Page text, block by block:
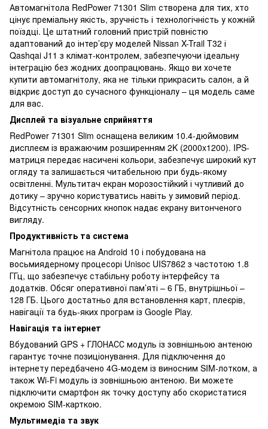
Автомагнітола RedPower 71301 Slim створена для тих, хто
цінує преміальну якість, зручність і технологічність у кожній
поїздці. Це штатний головний пристрій повністю
адаптований до інтер’єру моделей Nissan X-Trail T32 і
Qashqai J11 з клімат-контролем, забезпечуючи ідеальну
інтеграцію без жодних доопрацювань. Якщо ви хочете
купити автомагнітолу, яка не тільки прикрасить салон, а й
відкриє доступ до сучасного функціоналу – ця модель саме
для вас.
Дисплей та візуальне сприйняття
RedPower 71301 Slim оснащена великим 10.4-дюймовим
дисплеєм із вражаючим розширенням 2K (2000x1200). IPS-
матриця передає насичені кольори, забезпечує широкий кут
огляду та залишається читабельною при будь-якому
освітленні. Мультитач екран морозостійкий і чутливий до
дотику – зручно користуватись навіть у зимовий період.
Відсутність сенсорних кнопок надає екрану витонченого
вигляду.
Продуктивність та система
Магнітола працює на Android 10 і побудована на
восьмиядерному процесорі Unisoc UIS7862 з частотою 1.8
ГГц, що забезпечує стабільну роботу інтерфейсу та
додатків. Обсяг оперативної пам’яті – 6 ГБ, внутрішньої –
128 ГБ. Цього достатньо для встановлення карт, плеєрів,
навігації та будь-яких програм із Google Play.
Навігація та інтернет
Вбудований GPS + ГЛОНАСС модуль із зовнішньою антеною
гарантує точне позиціонування. Для підключення до
інтернету передбачено 4G-модем із виносним SIM-лотком, а
також Wi-Fi модуль із зовнішньою антеною. Ви можете
підключити смартфон як точку доступу або скористатися
окремою SIM-карткою.
Мультимедіа та звук